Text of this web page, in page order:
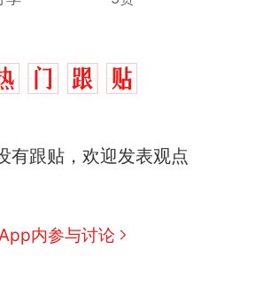
有跟贴，欢迎发表观点
App内参与讨论
新 搬家报价570元，搬到楼下
交5060元才肯搬上楼！女子傻